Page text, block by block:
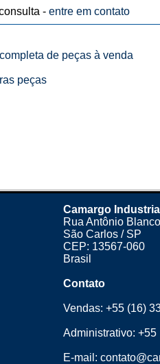
- entre em contato
de peças à venda
peças
Camargo
Rua Antônio
São Carlos / SP
CEP: 13567-060
Brasil
Contato
Vendas:+55 (16)
Administrativo:+55
E-mail: